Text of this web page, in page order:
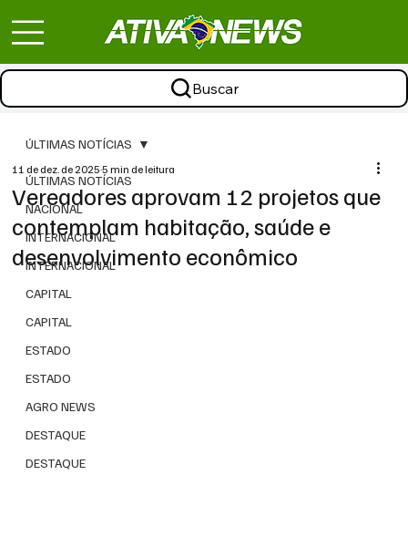
Buscar
ÚLTIMAS NOTÍCIAS
NACIONAL
INTERNACIONAL
INTERNACIONAL
CAPITAL
CAPITAL
ESTADO
ESTADO
AGRO NEWS
DESTAQUE
DESTAQUE
ÚLTIMAS NOTÍCIAS
Vereadores aprovam 12 projetos que
contemplam habitação, saúde e
desenvolvimento econômico
11 de dez. de 20255 min de leitura